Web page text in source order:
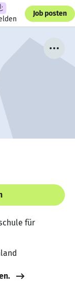
Job posten
für